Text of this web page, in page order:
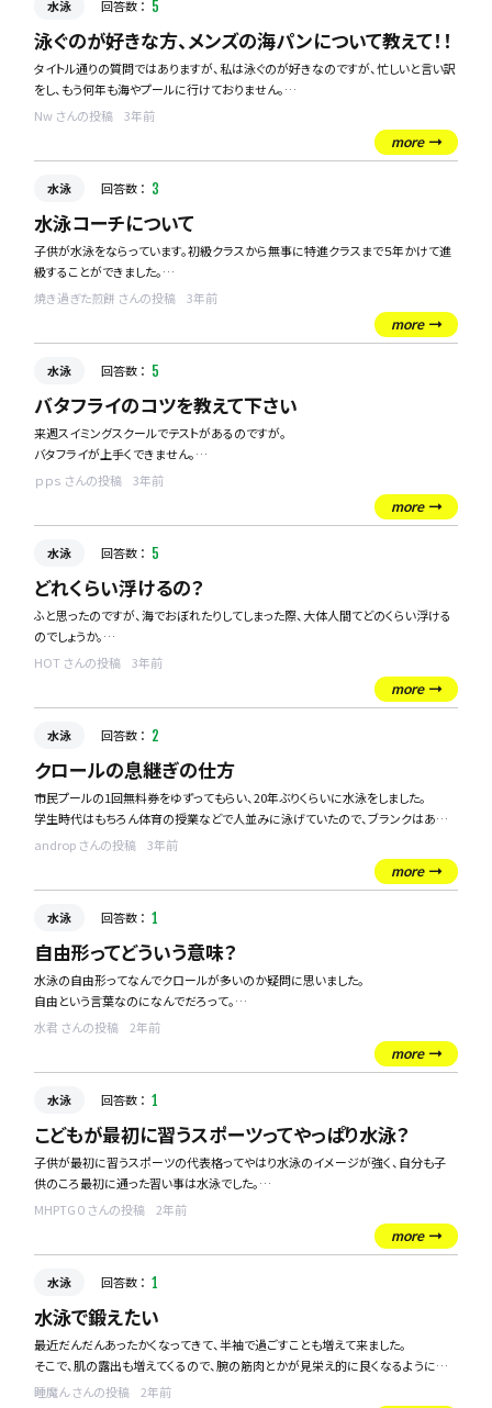
水泳 回答数 ： 5
泳ぐのが好きな方、メンズの海パンについて教えて！！
タイトル通りの質問ではありますが、私は泳ぐのが好きなのですが、忙しいと言い訳
をし、もう何年も海やプールに行けておりません。
今年こそは海にも行きたいし、プールもリゾートテイストの強いアミューズメント型
のプールから、市民プールに行ってがっつり泳ぐなど、ウォータースポーツにどっぷ
でした。。
まずは海パンを買うところからのスタートですが、海やレジャー型のプールで使え
そうなゆったりとしたデザインの海パンを買うか、市民プールでよく見るような、機
能性重視のぴっちりとしたものを買おうか迷っています。。
どっちがいいか、ご意見ください！！
Nw さんの投稿
3年前
more
水泳 回答数 ： 3
水泳コーチについて
子供が水泳をならっています。初級クラスから無事に特進クラスまで５年かけて進
級することができました。
将来は、水泳を教える人になりたいといっています。
調べてみると、「コーチ３」と「コーチ４」と二種あり、違いとしてレベルが高いのかあ
まりわかっていません。どちらもジュニアを対象とした資格なのでしょうか・・？
また、メディカルコンディショニングという資格も親としては気になります。
水泳以外にもその他全般のスポーツに適応するのでしょうか？
焼き過ぎた煎餅 さんの投稿
3年前
more
水泳 回答数 ： 5
バタフライのコツを教えて下さい
来週スイミングスクールでテストがあるのですが。
バタフライが上手くできません。
ｐｐｓ さんの投稿
3年前
more
水泳 回答数 ： 5
どれくらい浮けるの？
ふと思ったのですが、海でおぼれたりしてしまった際、大体人間てどのくらい浮ける
のでしょうか。
背浮きしたまま浮いて待てといいますが、実際にそんなに冷静に浮けるのかも知り
HOT さんの投稿
3年前
more
水泳 回答数 ： 2
クロールの息継ぎの仕方
市民プールの1回無料券をゆずってもらい、20年ぶりくらいに水泳をしました。
学生時代はもちろん体育の授業などで人並みに泳げていたので、ブランクはあれ
どさすがに身体が覚えてるもんだと高を括っていたのですが、クロールの息継ぎを
右からしてたか左からしてたか忘れてしまっており、溺れかけました・・・。
が、両方で息継ぎをしている人もいて、ますます混乱しました。
利き腕の時に息継ぎが基本なんですかね？
有識者の方、教えてください。
androp さんの投稿
3年前
more
水泳 回答数 ： 1
自由形ってどういう意味？
水泳の自由形ってなんでクロールが多いのか疑問に思いました。
自由という言葉なのになんでだろって。
意味とか、歴史的なことが分かる方いましたら教えてくれると嬉しいです。
水君 さんの投稿
2年前
more
水泳 回答数 ： 1
こどもが最初に習うスポーツってやっぱり水泳？
子供が最初に習うスポーツの代表格ってやはり水泳のイメージが強く、自分も子
供のころ最初に通った習い事は水泳でした。
他にもイマドキはこんなスポーツもおすすめですよ！などあれば教えてください！
MHPTG０ さんの投稿
2年前
more
水泳 回答数 ： 1
水泳で鍛えたい
最近だんだんあったかくなってきて、半袖で過ごすことも増えて来ました。
そこで、肌の露出も増えてくるので、腕の筋肉とかが見栄え的に良くなるようにした
いなと思っていて、水泳を始めようかなと考えています！
睡魔ん さんの投稿
2年前